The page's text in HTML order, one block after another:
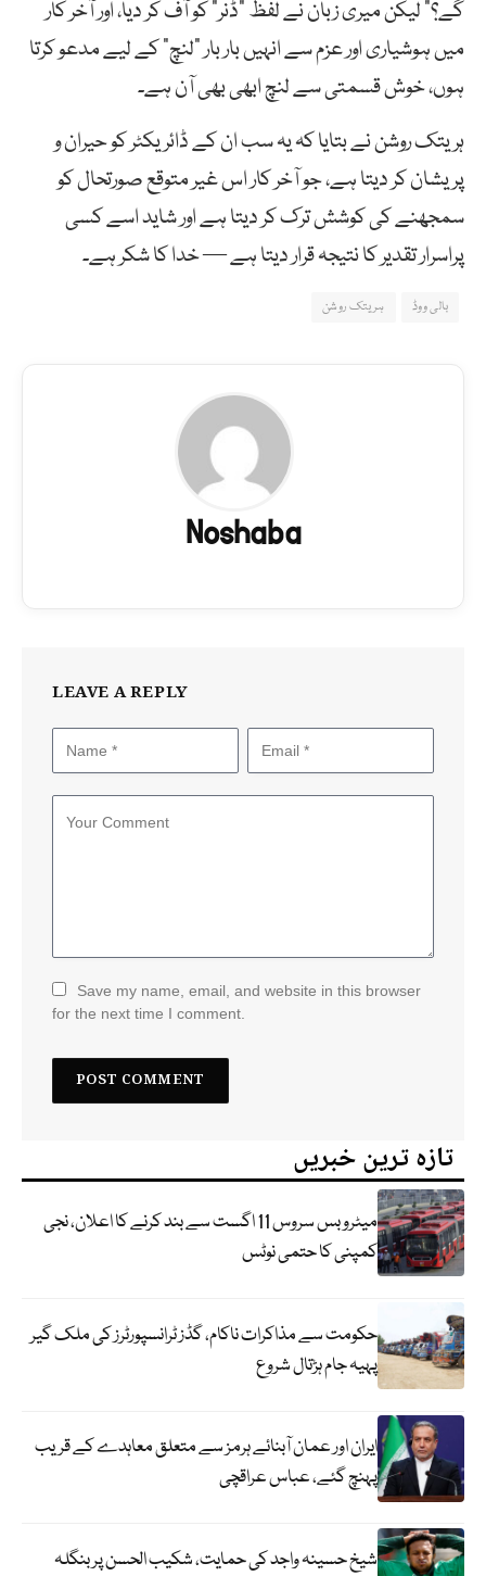
گے؟” لیکن میری زبان نے لفظ “ڈنر” کو آف کر دیا، اور آخر کار
میں ہوشیاری اور عزم سے انہیں بار بار “لنچ” کے لیے مدعو کرتا
ہوں، خوش قسمتی سے لنچ ابھی بھی آن ہے۔
ہریتک روشن نے بتایا کہ یہ سب ان کے ڈائریکٹر کو حیران و
پریشان کر دیتا ہے، جو آخر کار اس غیر متوقع صورتحال کو
سمجھنے کی کوشش ترک کر دیتا ہے اور شاید اسے کسی
پراسرار تقدیر کا نتیجہ قرار دیتا ہے — خدا کا شکر ہے۔
بالی ووڈ ہریتک روشن
Noshaba
LEAVE A REPLY
Save my name, email, and website in this browser
for the next time I comment.
تازہ ترین خبریں
میٹرو بس سروس 11 اگست سے بند کرنے کا اعلان، نجی
کمپنی کا حتمی نوٹس
حکومت سے مذاکرات ناکام، گڈز ٹرانسپورٹرز کی ملک گیر
پہیہ جام ہڑتال شروع
ایران اور عمان آبنائے ہرمز سے متعلق معاہدے کے قریب
پہنچ گئے، عباس عراقچی
شیخ حسینہ واجد کی حمایت، شکیب الحسن پر بنگلہ